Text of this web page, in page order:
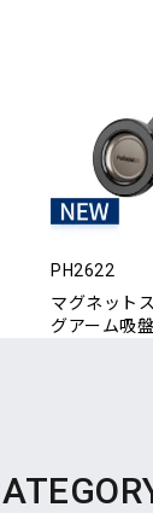
PH2622
マグネット
グアーム吸盤